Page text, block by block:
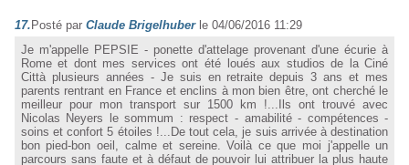
17. Posté par Claude Brigelhuber le 04/06/2016 11:29
Je m'appelle PEPSIE - ponette d'attelage provenant d'une écurie à
Rome et dont mes services ont été loués aux studios de la Ciné
Città plusieurs années - Je suis en retraite depuis 3 ans et mes
parents rentrant en France et enclins à mon bien être, ont cherché le
meilleur pour mon transport sur 1500 km !...Ils ont trouvé avec
Nicolas Neyers le sommum : respect - amabilité - compétences -
soins et confort 5 étoiles !...De tout cela, je suis arrivée à destination
bon pied-bon oeil, calme et sereine. Voilà ce que moi j'appelle un
parcours sans faute et à défaut de pouvoir lui attribuer la plus haute